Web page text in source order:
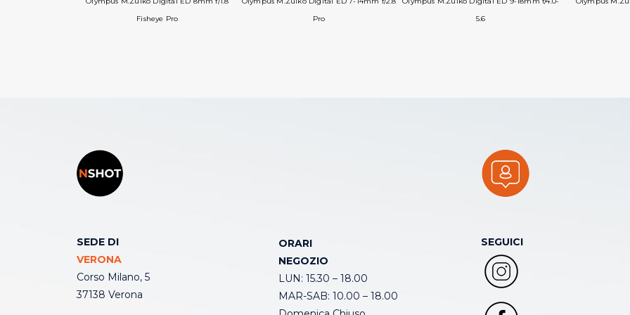
Fisheye Pro
Pro
5.6
SEDE DI
VERONA
Corso Milano, 5
37138 Verona
ORARI
NEGOZIO
LUN: 15.30 – 18.00
MAR-SAB: 10.00 – 18.00
SEGUICI